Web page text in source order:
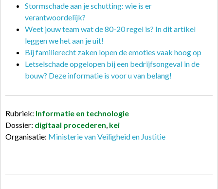
Stormschade aan je schutting: wie is er
verantwoordelijk?
Weet jouw team wat de 80-20 regel is? In dit artikel
leggen we het aan je uit!
Bij familierecht zaken lopen de emoties vaak hoog op
Letselschade opgelopen bij een bedrijfsongeval in de
bouw? Deze informatie is voor u van belang!
Rubriek: Informatie en technologie
Dossier: digitaal procederen, kei
Organisatie: Ministerie van Veiligheid en Justitie